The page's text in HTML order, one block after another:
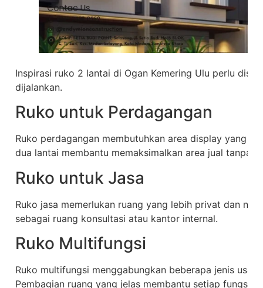
Inspirasi ruko 2 lantai di Ogan Kemering Ulu perlu
dijalankan.
Ruko untuk Perdagangan
Ruko perdagangan membutuhkan area display yang
dua lantai membantu memaksimalkan area jual tanpa
Ruko untuk Jasa
Ruko jasa memerlukan ruang yang lebih privat dan
sebagai ruang konsultasi atau kantor internal.
Ruko Multifungsi
Ruko multifungsi menggabungkan beberapa jenis
Pembagian ruang yang jelas membantu setiap fungsi